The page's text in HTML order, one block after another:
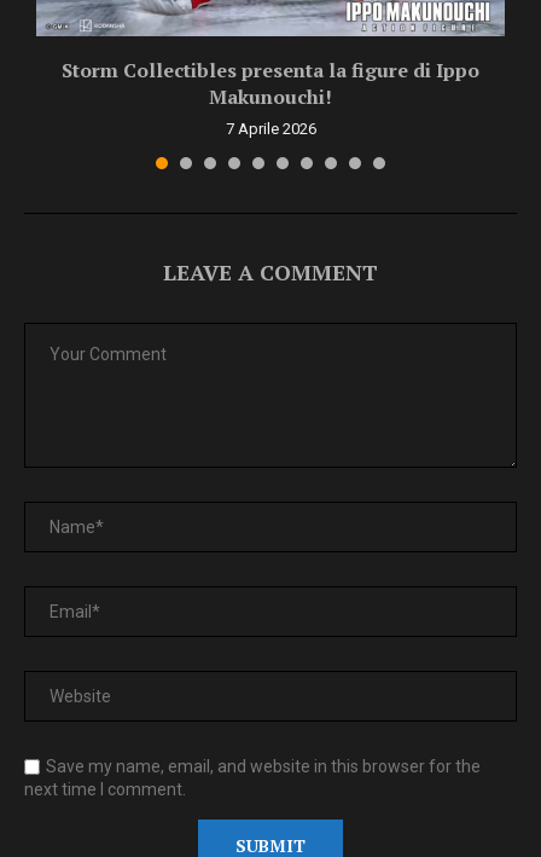
Storm Collectibles presenta la figure di Ippo
Makunouchi!
7 Aprile 2026
LEAVE A COMMENT
Save my name, email, and website in this browser for the
next time I comment.